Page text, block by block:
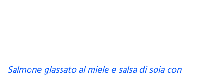
Salmone glassato al miele e salsa di soia con